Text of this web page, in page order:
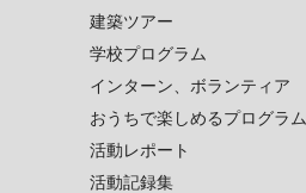
建築ツアー
学校プログラム
インターン、ボランティア
おうちで楽しめるプログラム
活動レポート
活動記録集